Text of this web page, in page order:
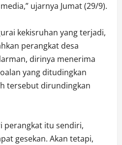
ujarnya Jumat (29/9).
kekisruhan yang terjadi,
perangkat desa
dirinya menerima
yang ditudingkan
tersebut dirundingkan
perangkat itu sendiri,
gesekan. Akan tetapi,